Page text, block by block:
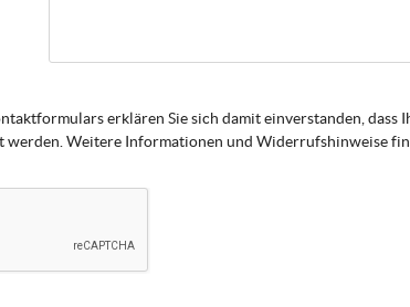
erklären Sie sich damit einverstanden, dass
werden. Weitere Informationen und Widerrufshinweise